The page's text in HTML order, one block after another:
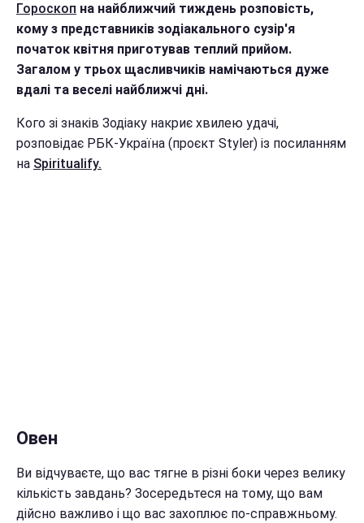
Гороскоп на найближчий тиждень розповість,
кому з представників зодіакального сузір'я
початок квітня приготував теплий прийом.
Загалом у трьох щасливчиків намічаються дуже
вдалі та веселі найближчі дні.
Кого зі знаків Зодіаку накриє хвилею удачі,
розповідає РБК-Україна (проєкт Styler) із посиланням
на Spiritualify.
Овен
Ви відчуваєте, що вас тягне в різні боки через велику
кількість завдань? Зосередьтеся на тому, що вам
дійсно важливо і що вас захоплює по-справжньому.